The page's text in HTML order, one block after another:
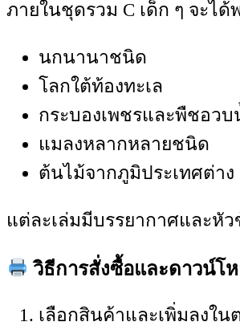
ภายในชุดรวม C เด็ก ๆ จะไ
นกนานาชนิด
โลกใต้ท้องทะเล
กระบองเพชรและพืชอวบ
แมลงหลากหลายชนิด
ต้นไม้จากภูมิประเทศต่าง
แต่ละเล่มมีบรรยากาศและหั
วิธีการสั่งซื้อและดาวน์โ
เลือกสินค้าและเพิ่มลงใน